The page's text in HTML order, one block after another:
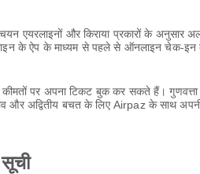
चयन एयरलाइनों और किराया प्रकारों के
के ऐप के माध्यम से पहले से ऑनलाइन चेक-
पर अपना टिकट बुक कर सकते हैं।
और अद्वितीय बचत के लिए Airpaz के साथ